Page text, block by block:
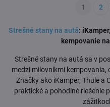
1 2
Strešné stany na autá:
kempovanie
Strešné stany na autá sa v
medzi milovníkmi
Značky ako iKamper, Thule a
praktické a pohodlné riešenie